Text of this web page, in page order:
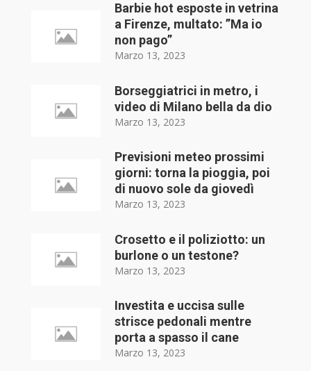
Barbie hot esposte in vetrina
a Firenze, multato: ”Ma io
non pago”
Marzo 13, 2023
Borseggiatrici in metro, i
video di Milano bella da dio
Marzo 13, 2023
Previsioni meteo prossimi
giorni: torna la pioggia, poi
di nuovo sole da giovedì
Marzo 13, 2023
Crosetto e il poliziotto: un
burlone o un testone?
Marzo 13, 2023
Investita e uccisa sulle
strisce pedonali mentre
porta a spasso il cane
Marzo 13, 2023